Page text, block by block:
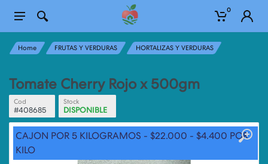
0
Home FRUTAS Y VERDURAS HORTALIZAS Y VERDURAS
Tomate Cherry Rojo x 500gm
Cod
#408685
Stock
DISPONIBLE
CAJON POR 5 KILOGRAMOS - $22.000 - $4.400 POR
KILO